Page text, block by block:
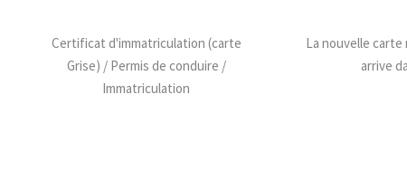
Certificat d'immatriculation (carte
Grise) / Permis de conduire /
Immatriculation
La nouvelle
arrive